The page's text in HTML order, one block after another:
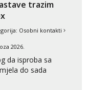
#108
trazim
Osobni kontakti
2026.
da isproba sa
do sada